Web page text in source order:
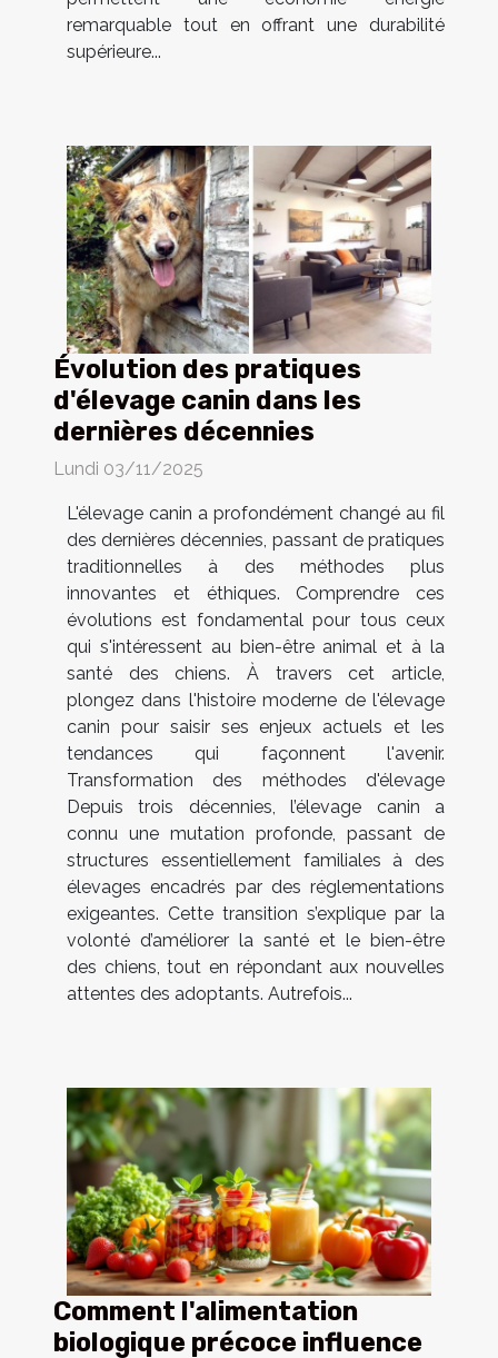
remarquable tout en offrant une durabilité
supérieure...
Évolution des pratiques
d'élevage canin dans les
dernières décennies
Lundi 03/11/2025
L'élevage canin a profondément changé au fil
des dernières décennies, passant de pratiques
traditionnelles à des méthodes plus
innovantes et éthiques. Comprendre ces
évolutions est fondamental pour tous ceux
qui s'intéressent au bien-être animal et à la
santé des chiens. À travers cet article,
plongez dans l'histoire moderne de l'élevage
canin pour saisir ses enjeux actuels et les
tendances qui façonnent l'avenir.
Transformation des méthodes d'élevage
Depuis trois décennies, l’élevage canin a
connu une mutation profonde, passant de
structures essentiellement familiales à des
élevages encadrés par des réglementations
exigeantes. Cette transition s’explique par la
volonté d’améliorer la santé et le bien-être
des chiens, tout en répondant aux nouvelles
attentes des adoptants. Autrefois...
Comment l'alimentation
biologique précoce influence